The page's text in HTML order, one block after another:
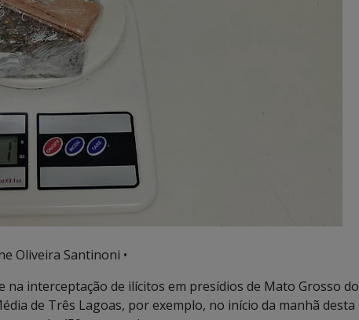
Oliveira Santinoni •
na interceptação de ilícitos em presídios de Mato Grosso do
de Três Lagoas, por exemplo, no início da manhã desta